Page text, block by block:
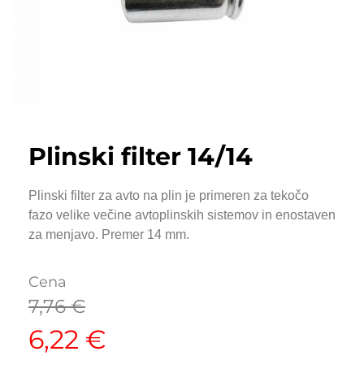
Plinski filter 14/14
Plinski filter za avto na plin je primeren za tekočo
fazo velike večine avtoplinskih sistemov in enostaven
za menjavo. Premer 14 mm.
Cena
7,76€
6,22 €